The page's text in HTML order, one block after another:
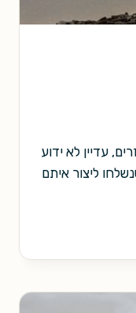
עדיין לא ידוע
ליצור איתם